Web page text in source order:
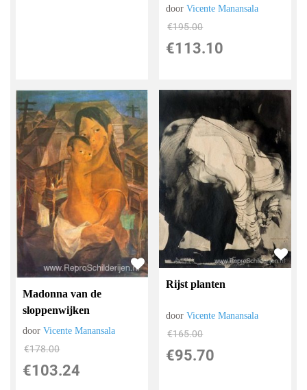
doorVicente Manansala
€195.00
€113.10
Madonna van de
sloppenwijken
doorVicente Manansala
€178.00
€103.24
Rijst planten
doorVicente Manansala
€165.00
€95.70